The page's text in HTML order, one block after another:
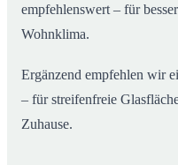
empfehlenswert – für
Wohnklima.
Ergänzend empfehlen wir
– für streifenfreie
Zuhause.